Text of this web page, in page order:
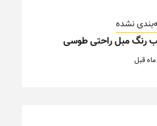
نشده
رنگ مبل راحتی طوسی